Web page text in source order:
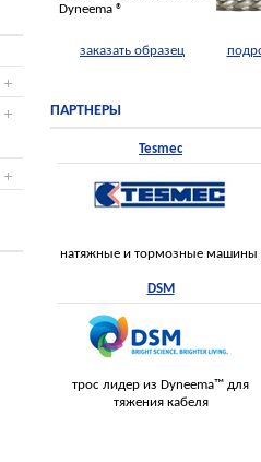
Dyneema ®
заказать образец
ПАРТНЕРЫ
Tesmec
натяжные и тормозные машины
DSM
трос лидер из Dyneema™ для
тяжения кабеля